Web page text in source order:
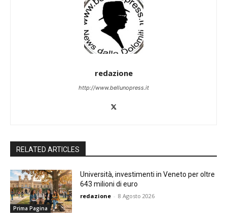
redazione
http://www.bellunopress.it
RELATED ARTICLES
Prima Pagina
Università, investimenti in Veneto per oltre
643 milioni di euro
redazione - 8 Agosto 2026